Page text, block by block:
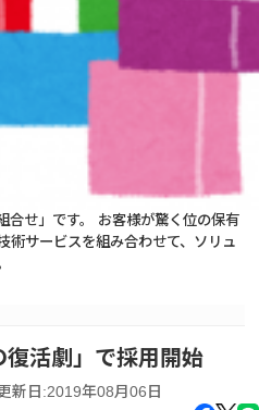
合せ」です。 お客様が驚く位の保有
術サービスを組み合わせて、ソリュ
活劇」で採用開始
新日:2019年08月06日